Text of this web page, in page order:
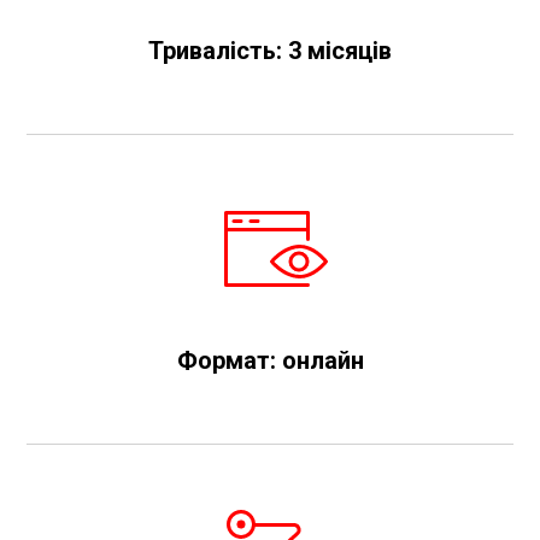
Тривалість: 3 місяців
Формат: онлайн